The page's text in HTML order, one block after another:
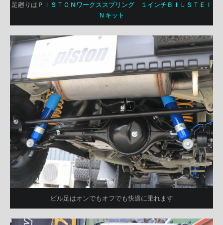
足廻りは ＰＩＳＴＯＮワークススプリング １インチＢＩＬＳＴＥＩ
Ｎキット
ビル足はオンでもオフでも快適に乗れます